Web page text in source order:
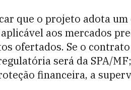
que o projeto adota
aos mercados
ofertados. Se o
será da SPA/
financeira, a